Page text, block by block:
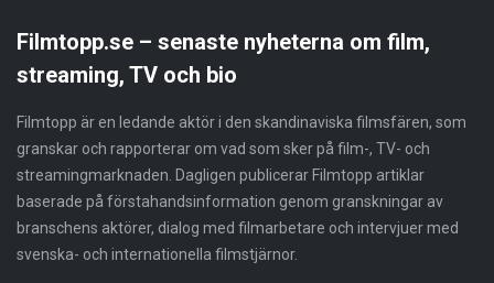
Filmtopp.se – senaste nyheterna om film,
streaming, TV och bio
Filmtopp är en ledande aktör i den skandinaviska filmsfären, som
granskar och rapporterar om vad som sker på film-, TV- och
streamingmarknaden. Dagligen publicerar Filmtopp artiklar
baserade på förstahandsinformation genom granskningar av
branschens aktörer, dialog med filmarbetare och intervjuer med
svenska- och internationella filmstjärnor.